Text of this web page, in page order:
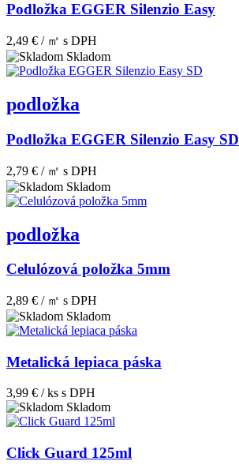
Podložka EGGER Silenzio Easy
2,49 € / ㎡ s DPH
Skladom
podložka
Podložka EGGER Silenzio Easy SD
2,79 € / ㎡ s DPH
Skladom
podložka
Celulózová položka 5mm
2,89 € / ㎡ s DPH
Skladom
Metalická lepiaca páska
3,99 € / ks s DPH
Skladom
Click Guard 125ml